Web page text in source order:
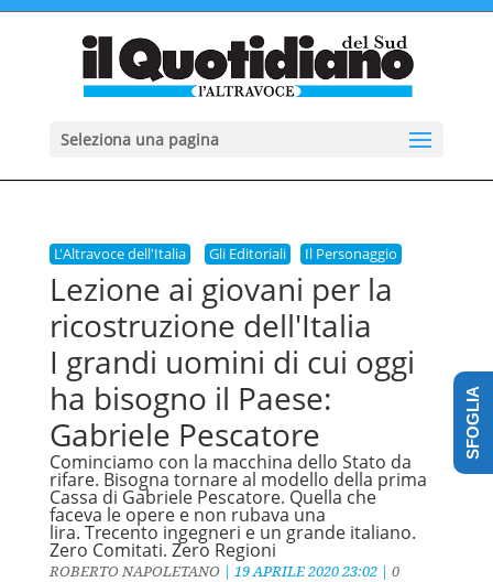
Seleziona una pagina
L'Altravoce dell'Italia Gli Editoriali Il Personaggio
Lezione ai giovani per la
ricostruzione dell'Italia
I grandi uomini di cui oggi
ha bisogno il Paese:
Gabriele Pescatore
Cominciamo con la macchina dello Stato da
rifare. Bisogna tornare al modello della prima
Cassa di Gabriele Pescatore. Quella che
faceva le opere e non rubava una
lira. Trecento ingegneri e un grande italiano.
Zero Comitati. Zero Regioni
ROBERTO NAPOLETANO| 19 APRILE 2020 23:02| 0
SFOGLIA